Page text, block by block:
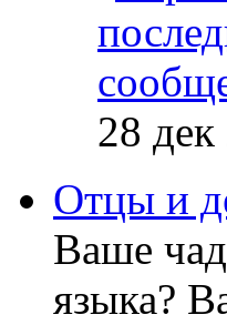
28
Отцы и
Ваше
языка?